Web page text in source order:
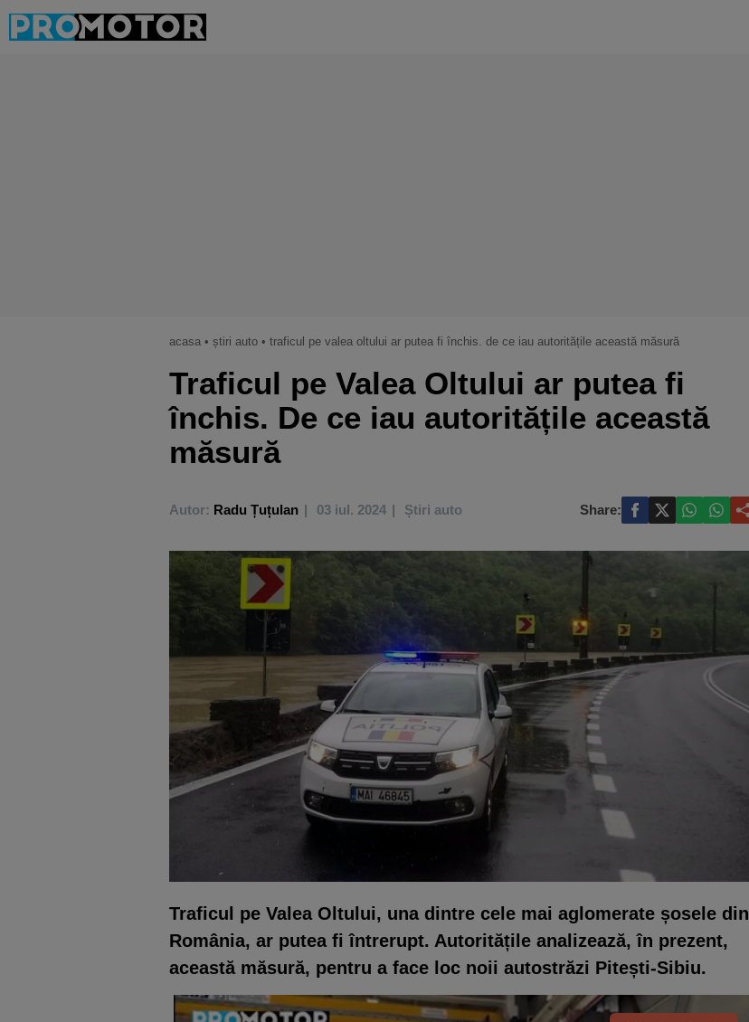
acasa • știri auto • traficul pe valea oltului ar putea fi închis. de ce iau autoritățile această măsură
Traficul pe Valea Oltului ar putea fi
închis. De ce iau autoritățile această
măsură
Autor: Radu Țuțulan 03 iul. 2024 Știri auto Share:
Traficul pe Valea Oltului, una dintre cele mai aglomerate șosele din
România, ar putea fi întrerupt. Autoritățile analizează, în prezent,
această măsură, pentru a face loc noii autostrăzi Pitești-Sibiu.